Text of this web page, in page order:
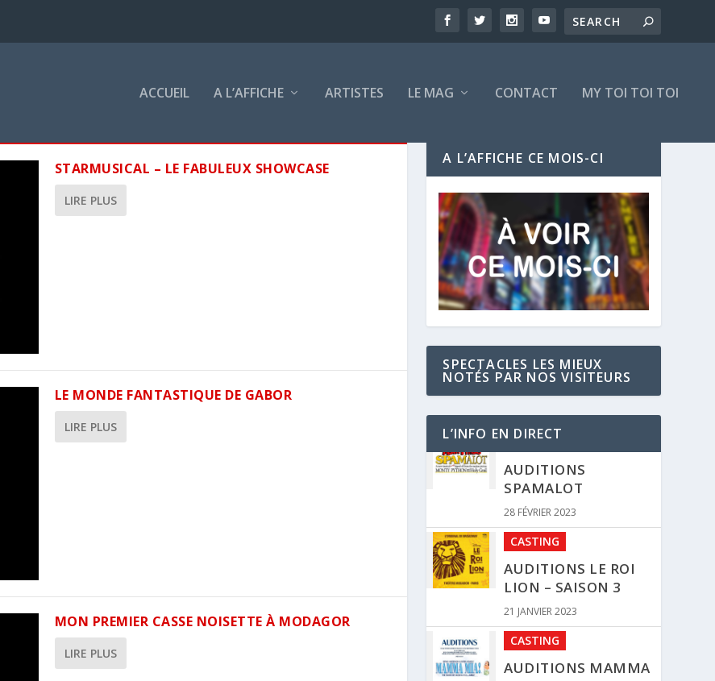
ACCUEIL A L’AFFICHE ARTISTES LE MAG CONTACT MY TOI TOI TOI
STARMUSICAL – LE FABULEUX SHOWCASE
LIRE PLUS
LE MONDE FANTASTIQUE DE GABOR
LIRE PLUS
MON PREMIER CASSE NOISETTE À MODAGOR
LIRE PLUS
A L’AFFICHE CE MOIS-CI
SPECTACLES LES MIEUX
NOTÉS PAR NOS VISITEURS
L’INFO EN DIRECT
CASTING
AUDITIONS LE ROI
LION – SAISON 3
21 JANVIER 2023
CASTING
AUDITIONS MAMMA
MIA !
11 JANVIER 2023
CLIPS